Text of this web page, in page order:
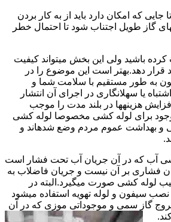
که امکان دارد باید از به کار بردن
گاز طویل اجتناب شود تا احتمال خطر
باشید ولی این بخش میتواند کیفیت
دهد.بهتر است این موضوع را در
به طور مستقیم با سلامت شما و
یا سهلانگاری در اجرای آن انتشار
هزینهها در بلند مدت را موجب
موجود برای لوله کشی مخصوصا لوله کشی
و بهداشت عموم مردم وضع شدهاند و
آب که در آن جریان آب تحت فشار است
فشاری بر آن نیست و جریان فاضلاب به
لوله کشی صورت میگیرد.البته در
سیفون و لوله تهویه استفاده میشود
گاز سمی و موجوداتی موزی که در آن